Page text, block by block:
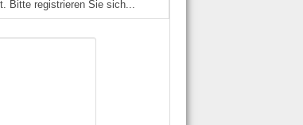
Bitte registrieren Sie sich...